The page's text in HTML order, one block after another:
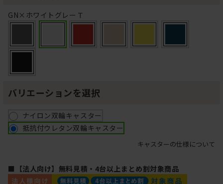
GN×ホワイトグレーＴ
バリエーションを選択
ナイロン双輪キャスター
抵抗付ウレタン双輪キャスター
キャスターの仕様について
■【法人向け】無料見積・4台以上まとめ割対象商品